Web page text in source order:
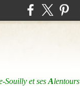
Souilly et ses Alentours